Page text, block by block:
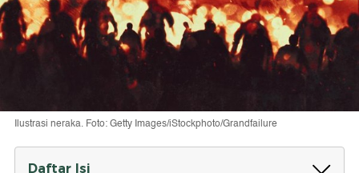
Ilustrasi neraka. Foto: Getty Images/iStockphoto/Grandfailure
Daftar Isi